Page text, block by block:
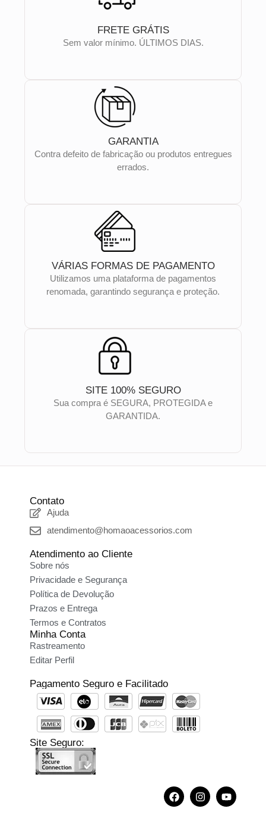
FRETE GRÁTIS
Sem valor mínimo. ÚLTIMOS DIAS.
GARANTIA
Contra defeito de fabricação ou produtos entregues
errados.
VÁRIAS FORMAS DE PAGAMENTO
Utilizamos uma plataforma de pagamentos
renomada, garantindo segurança e proteção.
SITE 100% SEGURO
Sua compra é SEGURA, PROTEGIDA e
GARANTIDA.
Contato
Ajuda
atendimento@homaoacessorios.com
Atendimento ao Cliente
Sobre nós
Privacidade e Segurança
Política de Devolução
Prazos e Entrega
Termos e Contratos
Minha Conta
Rastreamento
Editar Perfil
Pagamento Seguro e Facilitado
Site Seguro: